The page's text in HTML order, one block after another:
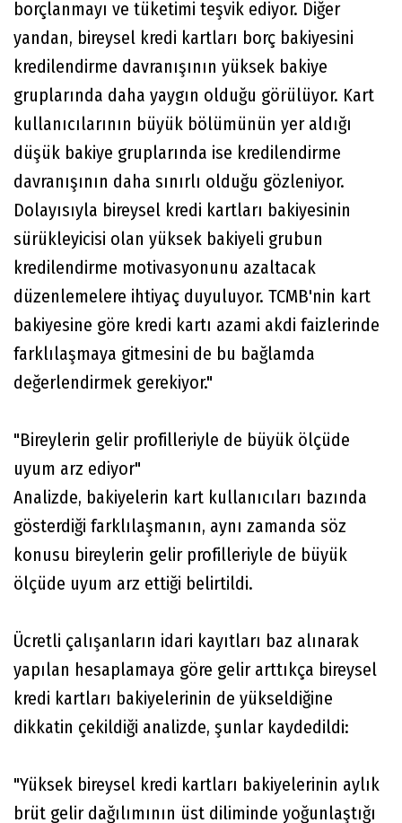
borçlanmayı ve tüketimi teşvik ediyor. Diğer
yandan, bireysel kredi kartları borç bakiyesini
kredilendirme davranışının yüksek bakiye
gruplarında daha yaygın olduğu görülüyor. Kart
kullanıcılarının büyük bölümünün yer aldığı
düşük bakiye gruplarında ise kredilendirme
davranışının daha sınırlı olduğu gözleniyor.
Dolayısıyla bireysel kredi kartları bakiyesinin
sürükleyicisi olan yüksek bakiyeli grubun
kredilendirme motivasyonunu azaltacak
düzenlemelere ihtiyaç duyuluyor. TCMB'nin kart
bakiyesine göre kredi kartı azami akdi faizlerinde
farklılaşmaya gitmesini de bu bağlamda
değerlendirmek gerekiyor."
"Bireylerin gelir profilleriyle de büyük ölçüde
uyum arz ediyor"
Analizde, bakiyelerin kart kullanıcıları bazında
gösterdiği farklılaşmanın, aynı zamanda söz
konusu bireylerin gelir profilleriyle de büyük
ölçüde uyum arz ettiği belirtildi.
Ücretli çalışanların idari kayıtları baz alınarak
yapılan hesaplamaya göre gelir arttıkça bireysel
kredi kartları bakiyelerinin de yükseldiğine
dikkatin çekildiği analizde, şunlar kaydedildi:
"Yüksek bireysel kredi kartları bakiyelerinin aylık
brüt gelir dağılımının üst diliminde yoğunlaştığı